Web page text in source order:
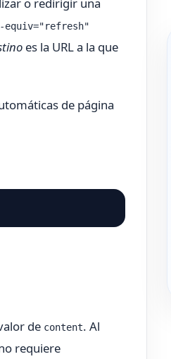
equiv="refresh"
es la URL a la que
de página
de content. Al
requiere